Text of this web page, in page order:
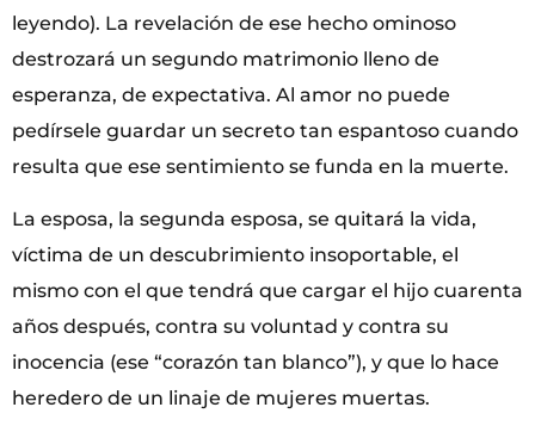
leyendo). La revelación de ese hecho ominoso
destrozará un segundo matrimonio lleno de
esperanza, de expectativa. Al amor no puede
pedírsele guardar un secreto tan espantoso cuando
resulta que ese sentimiento se funda en la muerte.
La esposa, la segunda esposa, se quitará la vida,
víctima de un descubrimiento insoportable, el
mismo con el que tendrá que cargar el hijo cuarenta
años después, contra su voluntad y contra su
inocencia (ese “corazón tan blanco”), y que lo hace
heredero de un linaje de mujeres muertas.